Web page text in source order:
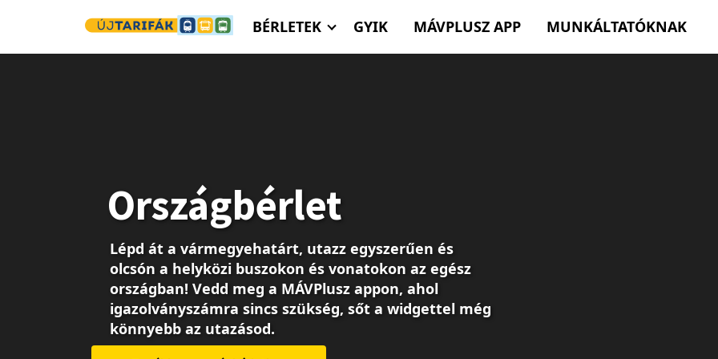
BÉRLETEK GYIK MÁVPLUSZ APP MUNKÁLTATÓKNAK
Országbérlet
Lépd át a vármegyehatárt, utazz egyszerűen és
olcsón a helyközi buszokon és vonatokon az egész
országban! Vedd meg a MÁVPlusz appon, ahol
igazolványszámra sincs szükség, sőt a widgettel még
könnyebb az utazásod.